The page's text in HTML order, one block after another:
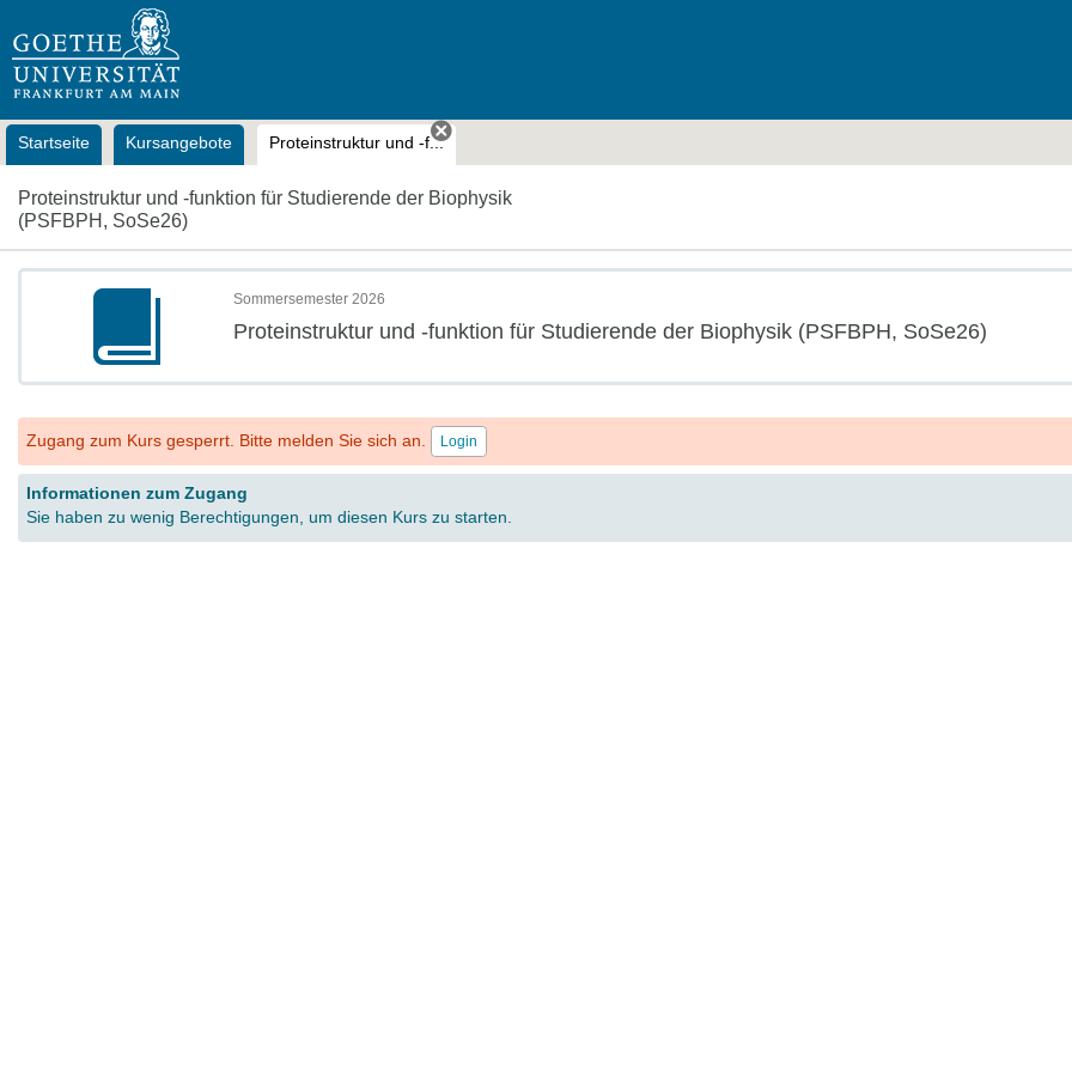
Startseite Kursangebote Proteinstruktur und -f...
Tab schließen
Proteinstruktur und -funktion für Studierende der Biophysik
(PSFBPH, SoSe26)
Sommersemester 2026
Proteinstruktur und -funktion für Studierende der Biophysik (PSFBPH, SoSe26)
Zugang zum Kurs gesperrt. Bitte melden Sie sich an. Login
Informationen zum Zugang
Sie haben zu wenig Berechtigungen, um diesen Kurs zu starten.